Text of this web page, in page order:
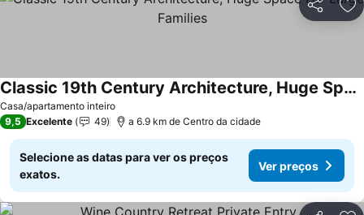
Partilhar
Casa/apartamento inteiro
Classic 19th Century Architecture, Huge Space For Large Families
9,5 Excelente 49 a 6.9 km de Centro da cidade
Selecione as datas para ver os preços
exatos.
Ver preços